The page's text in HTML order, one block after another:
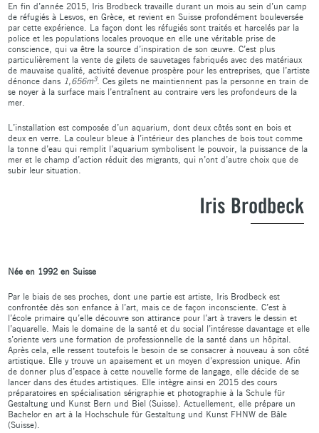
En fin d’année 2015, Iris Brodbeck travaille durant un mois au sein d’un camp
de réfugiés à Lesvos, en Grèce, et revient en Suisse profondément bouleversée
par cette expérience. La façon dont les réfugiés sont traités et harcelés par la
police et les populations locales provoque en elle une véritable prise de
conscience, qui va être la source d’inspiration de son œuvre. C’est plus
particulièrement la vente de gilets de sauvetages fabriqués avec des matériaux
de mauvaise qualité, activité devenue prospère pour les entreprises, que l’artiste
dénonce dans 1,656m3. Ces gilets ne maintiennent pas la personne en train de
se noyer à la surface mais l’entraînent au contraire vers les profondeurs de la
mer.
L’installation est composée d’un aquarium, dont deux côtés sont en bois et
deux en verre. La couleur bleue à l’intérieur des planches de bois tout comme
la tonne d’eau qui remplit l’aquarium symbolisent le pouvoir, la puissance de la
mer et le champ d’action réduit des migrants, qui n’ont d’autre choix que de
subir leur situation.
Iris Brodbeck
Née en 1992 en Suisse
Par le biais de ses proches, dont une partie est artiste, Iris Brodbeck est
confrontée dès son enfance à l’art, mais ce de façon inconsciente. C’est à
l’école primaire qu’elle découvre son attirance pour l’art à travers le dessin et
l’aquarelle. Mais le domaine de la santé et du social l’intéresse davantage et elle
s’oriente vers une formation de professionnelle de la santé dans un hôpital.
Après cela, elle ressent toutefois le besoin de se consacrer à nouveau à son côté
artistique. Elle y trouve un apaisement et un moyen d’expression unique. Afin
de donner plus d’espace à cette nouvelle forme de langage, elle décide de se
lancer dans des études artistiques. Elle intègre ainsi en 2015 des cours
préparatoires en spécialisation sérigraphie et photographie à la Schule für
Gestaltung und Kunst Bern und Biel (Suisse). Actuellement, elle prépare un
Bachelor en art à la Hochschule für Gestaltung und Kunst FHNW de Bâle
(Suisse).